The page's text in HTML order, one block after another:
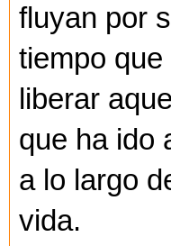
fluyan por
tiempo
liberar
que ha ido
a lo largo
vida.